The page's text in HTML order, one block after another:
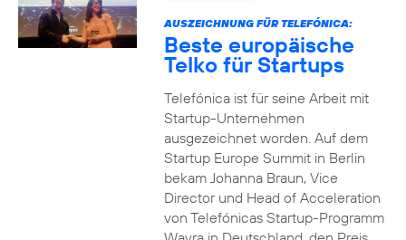
AUSZEICHNUNG FÜR TELEFÓNICA:
Beste europäische
Telko für Startups
Telefónica ist für seine Arbeit mit
Startup-Unternehmen
ausgezeichnet worden. Auf dem
Startup Europe Summit in Berlin
bekam Johanna Braun, Vice
Director und Head of Acceleration
von Telefónicas Startup-Programm